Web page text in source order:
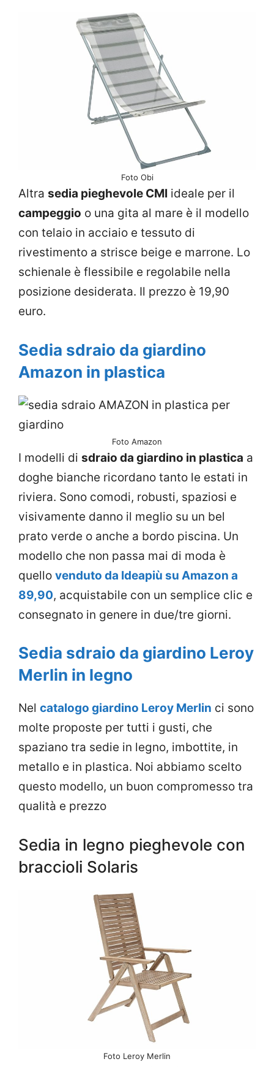
Foto Obi
Altra sedia pieghevole CMI ideale per il
campeggio o una gita al mare è il modello
con telaio in acciaio e tessuto di
rivestimento a strisce beige e marrone. Lo
schienale è flessibile e regolabile nella
posizione desiderata. Il prezzo è 19,90
euro.
Sedia sdraio da giardino
Amazon in plastica
Foto Amazon
I modelli di sdraio da giardino in plastica a
doghe bianche ricordano tanto le estati in
riviera. Sono comodi, robusti, spaziosi e
visivamente danno il meglio su un bel
prato verde o anche a bordo piscina. Un
modello che non passa mai di moda è
quello venduto da Ideapiù su Amazon a
89,90, acquistabile con un semplice clic e
consegnato in genere in due/tre giorni.
Sedia sdraio da giardino Leroy
Merlin in legno
Nel catalogo giardino Leroy Merlin ci sono
molte proposte per tutti i gusti, che
spaziano tra sedie in legno, imbottite, in
metallo e in plastica. Noi abbiamo scelto
questo modello, un buon compromesso tra
qualità e prezzo
Sedia in legno pieghevole con
braccioli Solaris
Foto Leroy Merlin